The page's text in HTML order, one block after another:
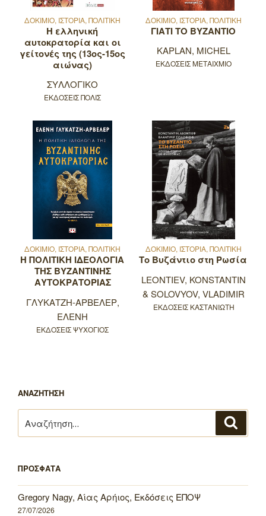
ΔΟΚΙΜΙΟ, ΙΣΤΟΡΙΑ, ΠΟΛΙΤΙΚΗ
Η ελληνική
αυτοκρατορία και οι
γείτονές της (13ος-15ος
αιώνας)
ΣΥΛΛΟΓΙΚΟ
ΕΚΔΟΣΕΙΣ ΠΟΛΙΣ
ΔΟΚΙΜΙΟ, ΙΣΤΟΡΙΑ, ΠΟΛΙΤΙΚΗ
ΓΙΑΤΙ ΤΟ ΒΥΖΑΝΤΙΟ
KAPLAN, MICHEL
ΕΚΔΟΣΕΙΣ ΜΕΤΑΙΧΜΙΟ
ΔΟΚΙΜΙΟ, ΙΣΤΟΡΙΑ, ΠΟΛΙΤΙΚΗ
Η ΠΟΛΙΤΙΚΗ ΙΔΕΟΛΟΓΙΑ
ΤΗΣ ΒΥΖΑΝΤΙΝΗΣ
ΑΥΤΟΚΡΑΤΟΡΙΑΣ
ΓΛΥΚΑΤΖΗ-ΑΡΒΕΛΕΡ,
ΕΛΕΝΗ
ΕΚΔΟΣΕΙΣ ΨΥΧΟΓΙΟΣ
ΔΟΚΙΜΙΟ, ΙΣΤΟΡΙΑ, ΠΟΛΙΤΙΚΗ
Το Βυζάντιο στη Ρωσία
LEONTIEV, KONSTANTIN
& SOLOVYOV, VLADIMIR
ΕΚΔΟΣΕΙΣ ΚΑΣΤΑΝΙΩΤΗ
ΑΝΑΖΗΤΗΣΗ
για:
ΠΡΟΣΦΑΤΑ
Gregory Nagy, Αίας Αρήιος, Εκδόσεις ΕΠΟΨ
27/07/2026